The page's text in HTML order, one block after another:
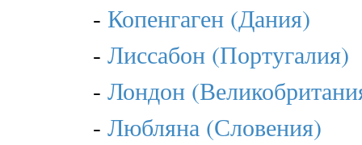
- Копенгаген (Дания)
- Лиссабон (Португалия)
- Лондон
- Любляна (Словения)